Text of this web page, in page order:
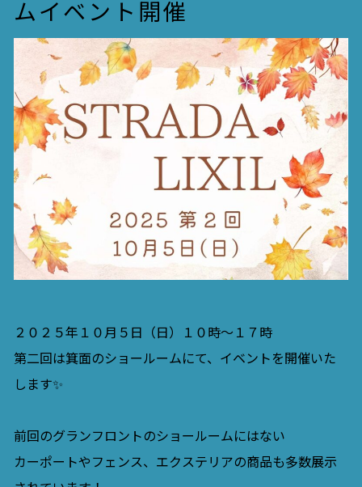
ムイベント開催
２０２５年１０月５日（日）１０時～１７時
第二回は箕面のショールームにて、イベントを開催いた
します✨
前回のグランフロントのショールームにはない
カーポートやフェンス、エクステリアの商品も多数展示